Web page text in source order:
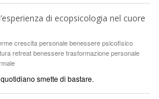
di ecopsicologia nel cuore
crescita personale benessere psicofisico
retreat benessere trasformazione personale
smette di bastare.